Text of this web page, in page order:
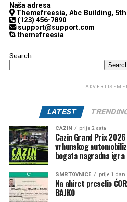
Naša adresa
Themefreesia, Abc Building, 5th
(123) 456-7890
support@support.com
themefreesia
Search
LATEST
CAZIN prije 2 sata
Cazin Grand Prix
vrhunskog
bogata nagradna igra
SMRTOVNICE prije 1 dan
Na ahiret preselio
BAJKO